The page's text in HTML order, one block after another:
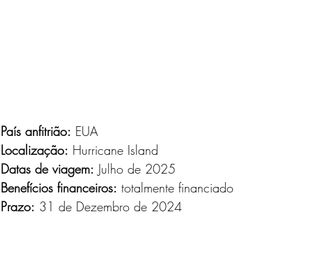
País anfitrião: EUA
Localização: Hurricane Island
Datas de viagem: Julho de 2025
Benefícios financeiros: totalmente financiado
Prazo: 31 de Dezembro de 2024